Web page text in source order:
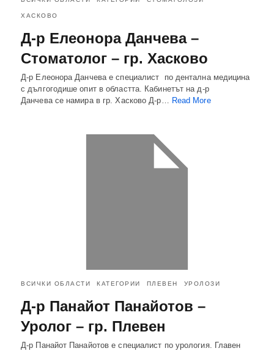
ХАСКОВО
Д-р Елеонора Данчева –
Стоматолог – гр. Хасково
Д-р Елеонора Данчева е специалист по дентална медицина
с дългогодише опит в областта. Кабинетът на д-р
Данчева се намира в гр. Хасково Д-р… Read More
ВСИЧКИ ОБЛАСТИ КАТЕГОРИИ ПЛЕВЕН УРОЛОЗИ
Д-р Панайот Панайотов –
Уролог – гр. Плевен
Д-р Панайот Панайотов е специалист по урология. Главен